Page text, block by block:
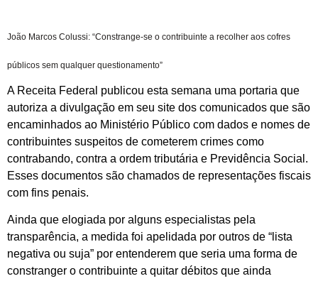
João Marcos Colussi: “Constrange-se o contribuinte a recolher aos cofres
públicos sem qualquer questionamento”
A Receita Federal publicou esta semana uma portaria que
autoriza a divulgação em seu site dos comunicados que são
encaminhados ao Ministério Público com dados e nomes de
contribuintes suspeitos de cometerem crimes como
contrabando, contra a ordem tributária e Previdência Social.
Esses documentos são chamados de representações fiscais
com fins penais.
Ainda que elogiada por alguns especialistas pela
transparência, a medida foi apelidada por outros de “lista
negativa ou suja” por entenderem que seria uma forma de
constranger o contribuinte a quitar débitos que ainda